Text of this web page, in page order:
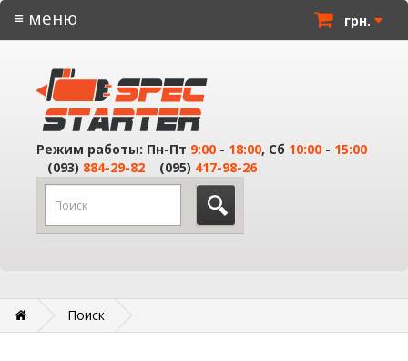
грн.
≡ меню
Режим работы: Пн-Пт 9:00 - 18:00, Сб 10:00 - 15:00
(093) 884-29-82 (095) 417-98-26
Поиск